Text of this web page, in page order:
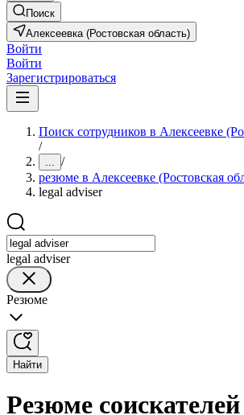
Поиск
Алексеевка (Ростовская область)
Войти
Войти
Зарегистрироваться
Поиск сотрудников в Алексеевке
/
... /
резюме в Алексеевке (Ростовская
legal adviser
legal adviser
Резюме
Найти
Резюме